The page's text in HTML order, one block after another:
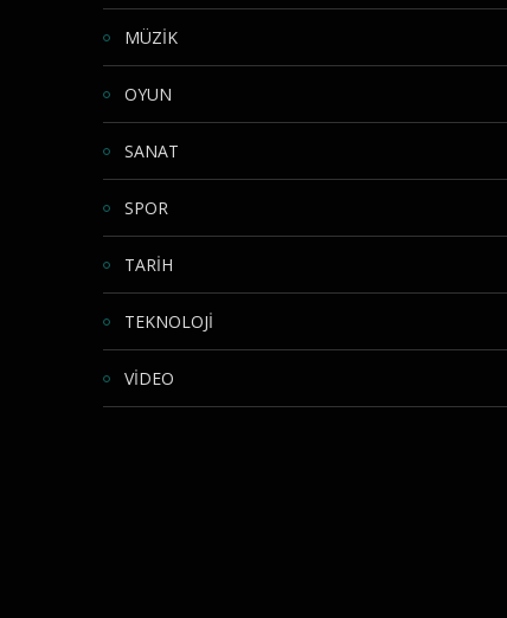
MÜZİK
OYUN
SANAT
SPOR
TARİH
TEKNOLOJİ
VİDEO